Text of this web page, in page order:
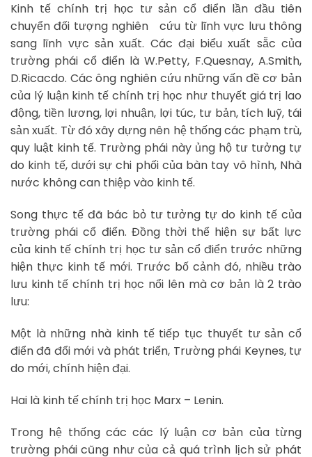
Kinh tế chính trị học tư sản cổ điển lần đầu tiên
chuyển đối tượng nghiên cứu từ lĩnh vực lưu thông
sang lĩnh vực sản xuất. Các đại biểu xuất sẵc của
trường phái cổ điển là W.Petty, F.Quesnay, A.Smith,
D.Ricacdo. Các ông nghiên cứu những vấn đề cơ bản
của lý luận kinh tế chính trị học như thuyết giá trị lao
động, tiền lương, lợi nhuận, lợi túc, tư bản, tích luỹ, tái
sản xuất. Từ đó xây dựng nên hệ thống các phạm trù,
quy luật kinh tế. Trường phái này ủng hộ tư tưởng tự
do kinh tế, dưới sự chi phối của bàn tay vô hình, Nhà
nước không can thiệp vào kinh tế.
Song thực tế đã bác bỏ tư tưởng tự do kinh tế của
trường phái cổ điển. Đồng thời thể hiện sự bất lực
của kinh tế chính trị học tư sản cổ điển trước những
hiện thực kinh tế mới. Trước bố cảnh đó, nhiều trào
lưu kinh tế chính trị học nổi lên mà cơ bản là 2 trào
lưu:
Một là những nhà kinh tế tiếp tục thuyết tư sản cổ
điển đã đổi mới và phát triển, Trường phái Keynes, tự
do mới, chính hiện đại.
Hai là kinh tế chính trị học Marx – Lenin.
Trong hệ thống các các lý luận cơ bản của từng
trường phái cũng như của cả quá trình lịch sử phát